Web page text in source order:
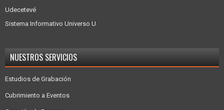
Udecetevé
Sistema Informativo Universo U
NUESTROS SERVICIOS
Estudios de Grabación
Cubrimiento a Eventos